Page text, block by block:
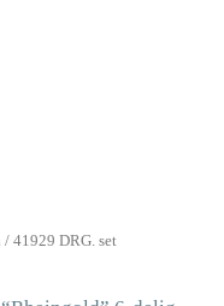
/ 41929 DRG. set